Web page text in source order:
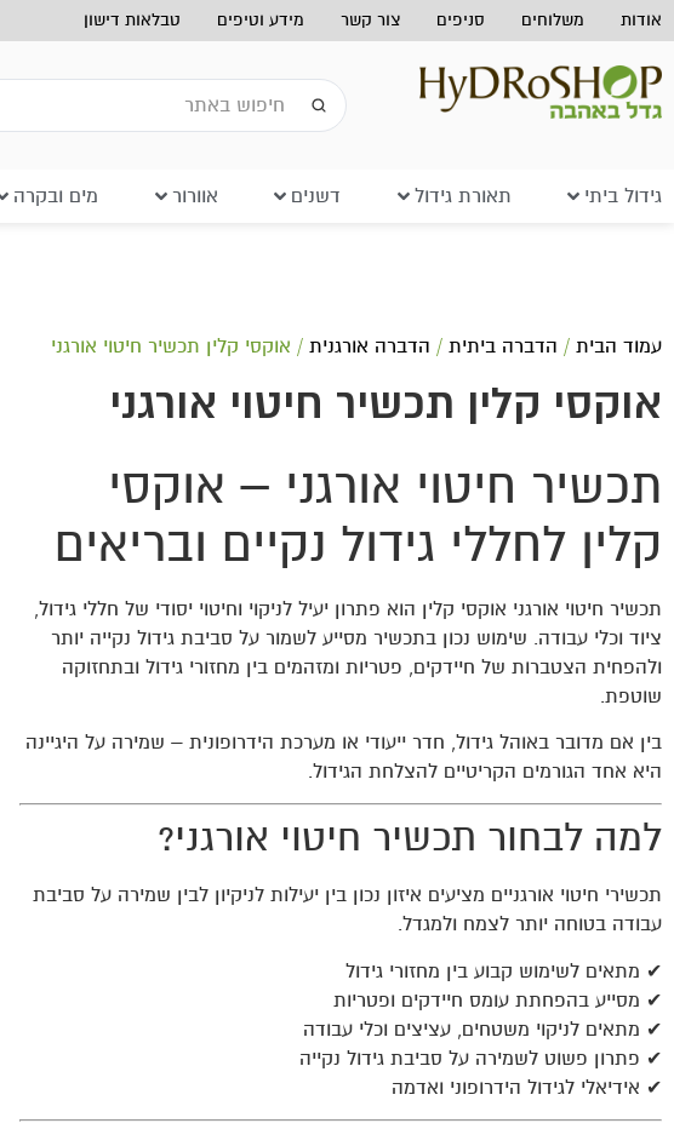
אודות משלוחים סניפים צור קשר מידע וטיפים טבלאות דישון
גידול ביתי תאורת גידול דשנים אוורור מים ובקרה
עמוד הבית / הדברה ביתית / הדברה אורגנית / אוקסי קלין תכשיר חיטוי אורגני
אוקסי קלין תכשיר חיטוי אורגני
תכשיר חיטוי אורגני – אוקסי
קלין לחללי גידול נקיים ובריאים
תכשיר חיטוי אורגני אוקסי קלין הוא פתרון יעיל לניקוי וחיטוי יסודי של חללי גידול,
ציוד וכלי עבודה. שימוש נכון בתכשיר מסייע לשמור על סביבת גידול נקייה יותר
ולהפחית הצטברות של חיידקים, פטריות ומזהמים בין מחזורי גידול ובתחזוקה
שוטפת.
בין אם מדובר באוהל גידול, חדר ייעודי או מערכת הידרופונית – שמירה על היגיינה
היא אחד הגורמים הקריטיים להצלחת הגידול.
למה לבחור תכשיר חיטוי אורגני?
תכשירי חיטוי אורגניים מציעים איזון נכון בין יעילות לניקיון לבין שמירה על סביבת
עבודה בטוחה יותר לצמח ולמגדל.
✔ מתאים לשימוש קבוע בין מחזורי גידול
✔ מסייע בהפחתת עומס חיידקים ופטריות
✔ מתאים לניקוי משטחים, עציצים וכלי עבודה
✔ פתרון פשוט לשמירה על סביבת גידול נקייה
✔ אידיאלי לגידול הידרופוני ואדמה